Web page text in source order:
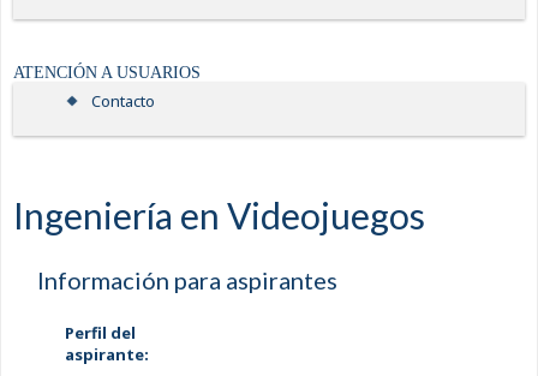
ATENCIÓN A USUARIOS
Contacto
Ingeniería en Videojuegos
Información para aspirantes
Perfil del
aspirante: